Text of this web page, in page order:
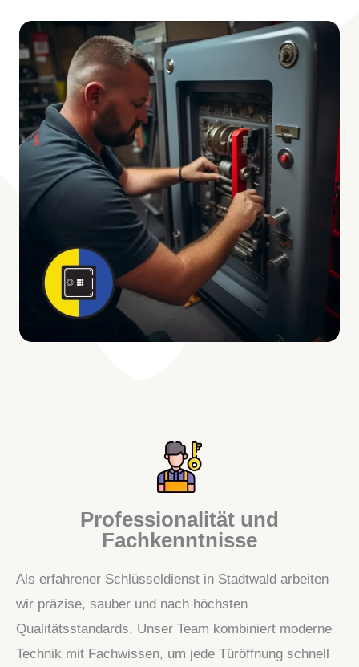
Professionalität und
Fachkenntnisse
Als erfahrener Schlüsseldienst in Stadtwald arbeiten
wir präzise, sauber und nach höchsten
Qualitätsstandards. Unser Team kombiniert moderne
Technik mit Fachwissen, um jede Türöffnung schnell